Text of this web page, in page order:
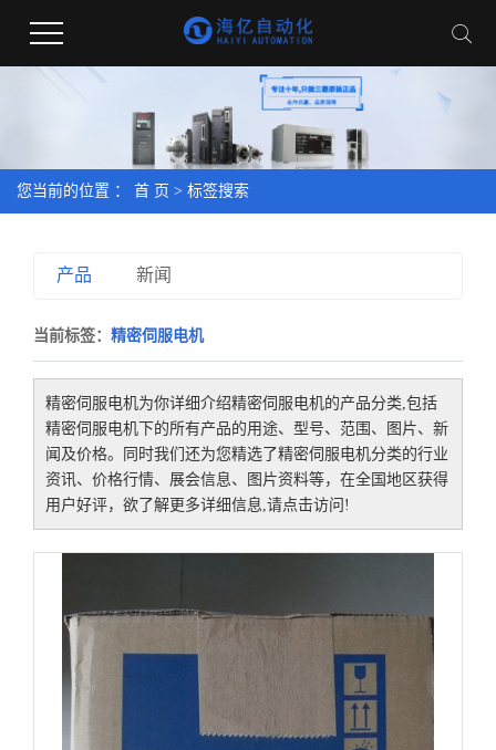
您当前的位置 ： 首 页 > 标签搜索
产品 新闻
当前标签： 精密伺服电机
精密伺服电机为你详细介绍精密伺服电机的产品分类,包括
精密伺服电机 下的所有产品的用途、型号、范围、图片、新
闻及价格。同时我们还为您精选了精密伺服电机分类的行业
资讯、价格行情、展会信息、图片资料等，在全国地区获得
用户好评，欲了解更多详细信息,请点击访问!